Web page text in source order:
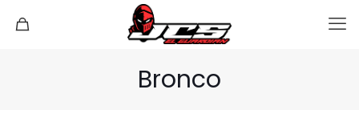
Bronco